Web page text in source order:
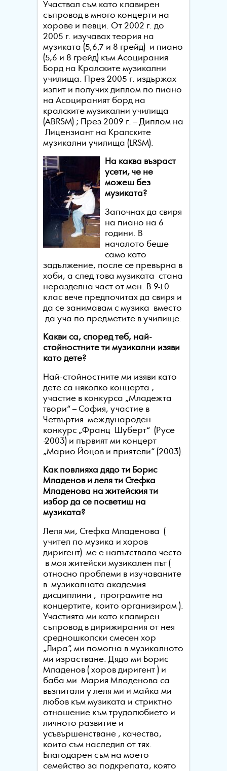
Участвал съм като клавирен
съпровод в много концерти на
хорове и певци. От 2002 г. до
2005 г. изучавах теория на
музиката (5,6,7 и 8 грейд) и пиано
(5,6 и 8 грейд) към Асоцирания
Борд на Кралските музикални
училища. През 2005 г. издържах
изпит и получих диплом по пиано
на Асоцираният борд на
кралските музикални училища
(ABRSM) ; През 2009 г. – Диплом на
Лицензиант на Кралските
музикални училища (LRSM).
На каква възраст
усети, че не
можеш без
музиката?
Започнах да свиря
на пиано на 6
години. В
началото беше
само като
задължение, после се превърна в
хоби, а след това музиката стана
неразделна част от мен. В 9-10
клас вече предпочитах да свиря и
да се занимавам с музика вместо
да уча по предметите в училище.
Какви са, според теб, най-
стойностните ти музикални изяви
като дете?
Най-стойностните ми изяви като
дете са няколко концерта ,
участие в конкурса „Младежта
твори“ – София, участие в
Четвъртия международен
конкурс „Франц Шуберт“ (Русе
-2003) и първият ми концерт
„Марио Йоцов и приятели“ (2003).
Как повлияха дядо ти Борис
Младенов и леля ти Стефка
Младенова на житейския ти
избор да се посветиш на
музиката?
Леля ми, Стефка Младенова (
учител по музика и хоров
диригент) ме е напътствала често
в моя житейски музикален път (
относно проблеми в изучаваните
в музикалната академия
дисциплини , програмите на
концертите, които организирам ).
Участията ми като клавирен
съпровод в дирижирания от нея
средношколски смесен хор
„Лира“, ми помогна в музикалното
ми израстване. Дядо ми Борис
Младенов ( хоров диригент ) и
баба ми Мария Младенова са
възпитали у леля ми и майка ми
любов към музиката и стриктно
отношение към трудолюбието и
личното развитие и
усъвършенстване , качества,
които съм наследил от тях.
Благодарен съм на моето
семейство за подкрепата, която